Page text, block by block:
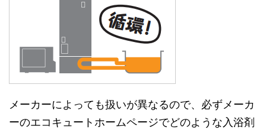
メーカーによっても扱いが異なるので、必ずメーカ
ーのエコキュートホームページでどのような入浴剤